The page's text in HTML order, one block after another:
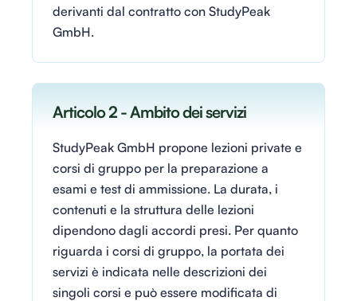
derivanti dal contratto con StudyPeak
GmbH.
Articolo 2 - Ambito dei servizi
StudyPeak GmbH propone lezioni private e
corsi di gruppo per la preparazione a
esami e test di ammissione. La durata, i
contenuti e la struttura delle lezioni
dipendono dagli accordi presi. Per quanto
riguarda i corsi di gruppo, la portata dei
servizi è indicata nelle descrizioni dei
singoli corsi e può essere modificata di